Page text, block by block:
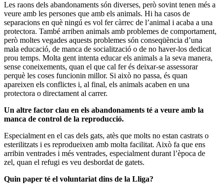
Les raons dels abandonaments són diverses, però sovint tenen més a
veure amb les persones que amb els animals. Hi ha casos de
separacions en què ningú es vol fer càrrec de l’animal i acaba a una
protectora. També arriben animals amb problemes de comportament,
però moltes vegades aquests problemes són conseqüència d’una
mala educació, de manca de socialització o de no haver-los dedicat
prou temps. Molta gent intenta educar els animals a la seva manera,
sense coneixements, quan el que cal fer és deixar-se assessorar
perquè les coses funcionin millor. Si això no passa, és quan
apareixen els conflictes i, al final, els animals acaben en una
protectora o directament al carrer.
Un altre factor clau en els abandonaments té a veure amb la
manca de control de la reproducció.
Especialment en el cas dels gats, atès que molts no estan castrats o
esterilitzats i es reprodueixen amb molta facilitat. Això fa que ens
arribin ventrades i més ventrades, especialment durant l’època de
zel, quan el refugi es veu desbordat de gatets.
Quin paper té el voluntariat dins de la Lliga?